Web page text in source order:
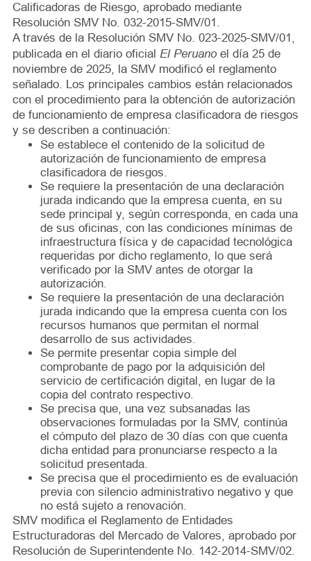
Calificadoras de Riesgo, aprobado mediante
Resolución SMV No. 032-2015-SMV/01.
A través de la Resolución SMV No. 023-2025-SMV/01,
publicada en el diario oficial El Peruanoel día 25 de
noviembre de 2025, la SMV modificó el reglamento
señalado. Los principales cambios están relacionados
con el procedimiento para la obtención de autorización
de funcionamiento de empresa clasificadora de riesgos
y se describen a continuación:
Se establece el contenido de la solicitud de
autorización de funcionamiento de empresa
clasificadora de riesgos.
Se requiere la presentación de una declaración
jurada indicando que la empresa cuenta, en su
sede principal y, según corresponda, en cada una
de sus oficinas, con las condiciones mínimas de
infraestructura física y de capacidad tecnológica
requeridas por dicho reglamento, lo que será
verificado por la SMV antes de otorgar la
autorización.
Se requiere la presentación de una declaración
jurada indicando que la empresa cuenta con los
recursos humanos que permitan el normal
desarrollo de sus actividades.
Se permite presentar copia simple del
comprobante de pago por la adquisición del
servicio de certificación digital, en lugar de la
copia del contrato respectivo.
Se precisa que, una vez subsanadas las
observaciones formuladas por la SMV, continúa
el cómputo del plazo de 30 días con que cuenta
dicha entidad para pronunciarse respecto a la
solicitud presentada.
Se precisa que el procedimiento es de evaluación
previa con silencio administrativo negativo y que
no está sujeto a renovación.
SMV modifica el Reglamento de Entidades
Estructuradoras del Mercado de Valores, aprobado por
Resolución de Superintendente No. 142-2014-SMV/02.